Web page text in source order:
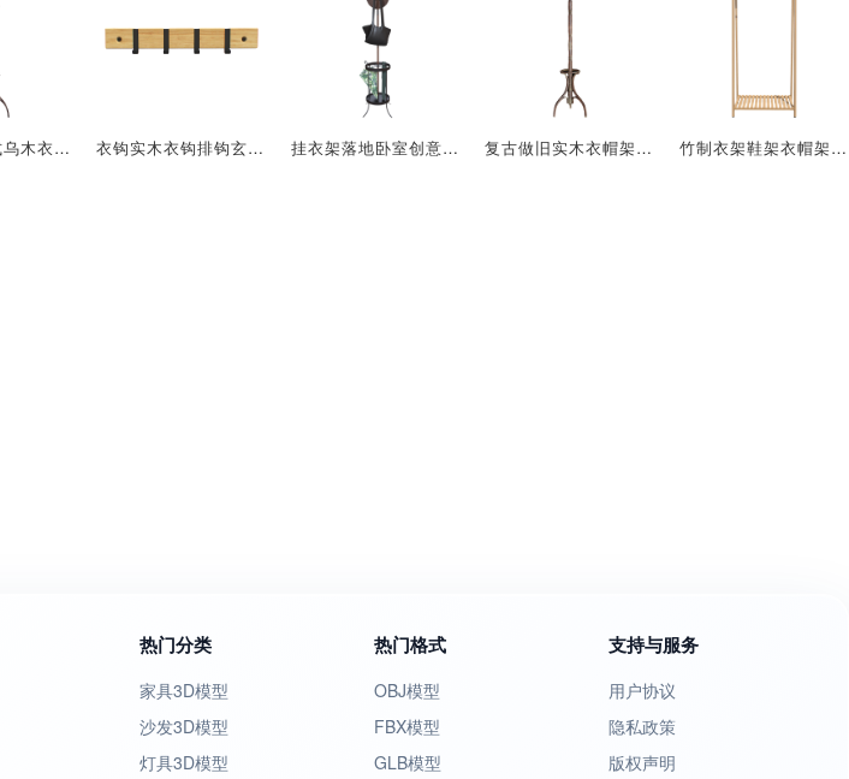
复古简约欧式乌木衣帽架置物架 衣钩实木衣钩排钩玄关门衣钩排钩 挂衣架落地卧室创意衣服架子单杆式立式衣帽架 复古做旧实木衣帽架单杆式晾衣架 竹制衣架鞋架衣帽架衣架站立衣服挂架
热门分类
家具3D模型
沙发3D模型
灯具3D模型
热门格式
OBJ模型
FBX模型
GLB模型
支持与服务
用户协议
隐私政策
版权声明